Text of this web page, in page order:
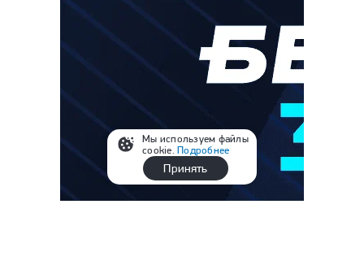
Мы используем файлы
cookie.Подробнее
Принять